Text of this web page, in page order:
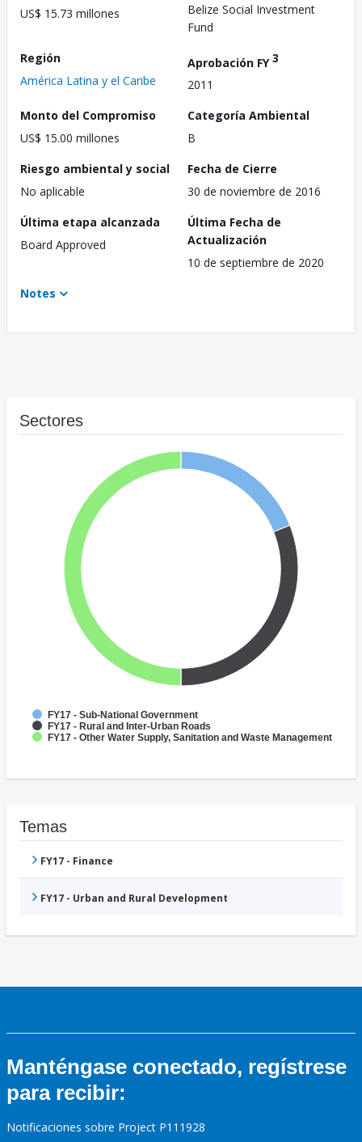
US$ 15.73 millones
Belize Social Investment
Fund
Región
América Latina y el Caribe
Aprobación FY3
2011
Monto del Compromiso
US$ 15.00 millones
Categoría Ambiental
B
Riesgo ambiental y social
No aplicable
Fecha de Cierre
30 de noviembre de 2016
Última etapa alcanzada
Board Approved
Última Fecha de
Actualización
10 de septiembre de 2020
Notes
Sectores
FY17 - Sub-National Government
FY17 - Rural and Inter-Urban Roads
FY17 - Other Water Supply, Sanitation and Waste Management
Temas
FY17 - Finance
FY17 - Urban and Rural Development
Manténgase conectado, regístrese
para recibir:
Notificaciones sobre Project P111928